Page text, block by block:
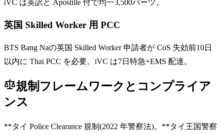
iVC は英訳と Apostille 付で均一3,500バーツ。
英国 Skilled Worker 用 PCC
BTS Bang Naの英国 Skilled Worker 申請者が CoS 失効前10日
以内に Thai PCC を必要。iVC は7日特急+EMS 配達。
規制フレームワークとコンプライア
ンス
**タイ Police Clearance 規制(2022 年警察法)。**タイ王国警察